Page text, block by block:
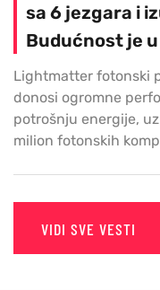
sa 6 jezgara i
Budućnost je
Lightmatter fotonski
donosi ogromne
potrošnju energije,
milion fotonskih
VIDI SVE VESTI